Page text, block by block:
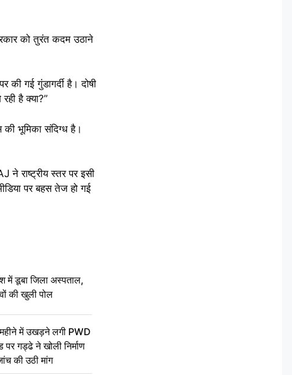
को तुरंत कदम उठाने
की गई गुंडागर्दी है। दोषी
है क्या?”
की भूमिका संदिग्ध है।
ने राष्ट्रीय स्तर पर इसी
पर बहस तेज हो गई
में डूबा जिला अस्पताल,
की खुली पोल
में उखड़ने लगी PWD
गड्ढे ने खोली निर्माण
की उठी मांग